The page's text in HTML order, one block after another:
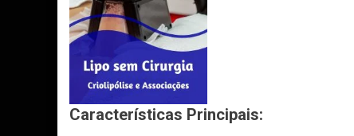
Características Principais: